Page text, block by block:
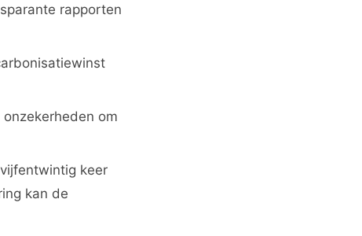
rapporten
om
keer
kan de